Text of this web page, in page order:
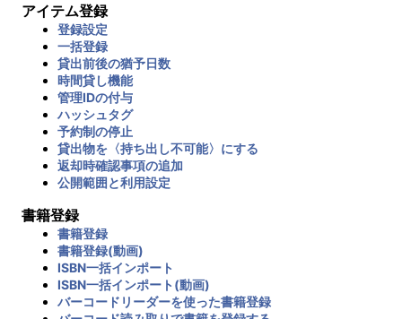
アイテム登録
登録設定
一括登録
貸出前後の猶予日数
時間貸し機能
管理IDの付与
ハッシュタグ
予約制の停止
貸出物を〈持ち出し不可能〉にする
返却時確認事項の追加
公開範囲と利用設定
書籍登録
書籍登録
書籍登録(動画)
ISBN一括インポート
ISBN一括インポート(動画)
バーコードリーダーを使った書籍登録